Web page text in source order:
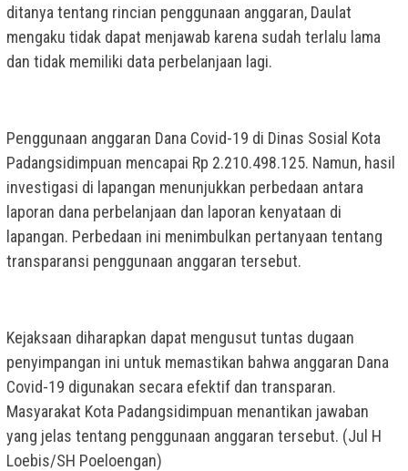
ditanya tentang rincian penggunaan anggaran, Daulat
mengaku tidak dapat menjawab karena sudah terlalu lama
dan tidak memiliki data perbelanjaan lagi.
Penggunaan anggaran Dana Covid-19 di Dinas Sosial Kota
Padangsidimpuan mencapai Rp 2.210.498.125. Namun, hasil
investigasi di lapangan menunjukkan perbedaan antara
laporan dana perbelanjaan dan laporan kenyataan di
lapangan. Perbedaan ini menimbulkan pertanyaan tentang
transparansi penggunaan anggaran tersebut.
Kejaksaan diharapkan dapat mengusut tuntas dugaan
penyimpangan ini untuk memastikan bahwa anggaran Dana
Covid-19 digunakan secara efektif dan transparan.
Masyarakat Kota Padangsidimpuan menantikan jawaban
yang jelas tentang penggunaan anggaran tersebut. (Jul H
Loebis/SH Poeloengan)